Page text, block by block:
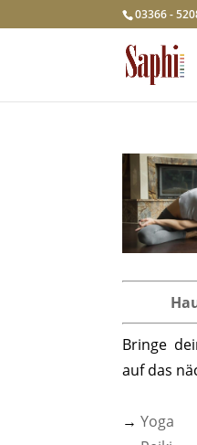
03366 -
Bringe
auf das
→Yoga